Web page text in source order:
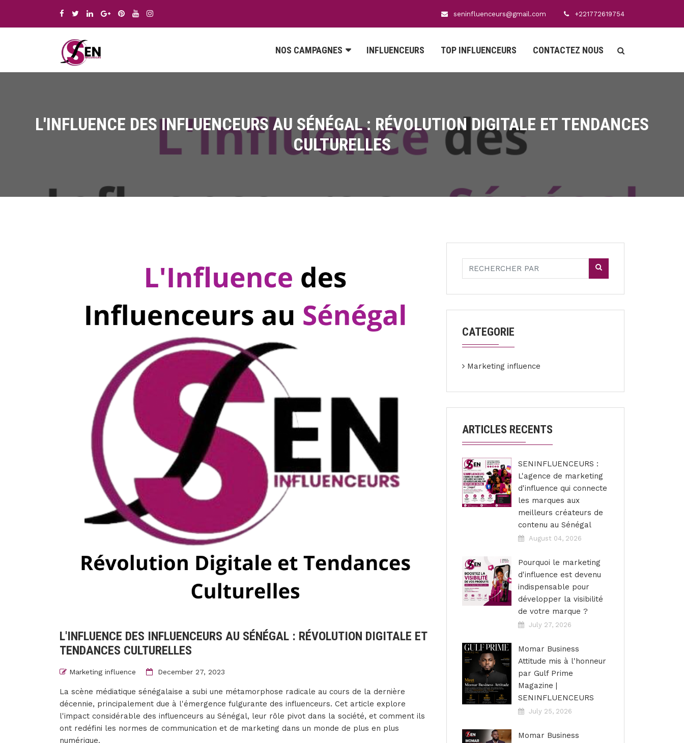
seninfluenceurs@gmail.com +221772619754
NOS CAMPAGNES INFLUENCEURS TOP INFLUENCEURS CONTACTEZ NOUS
L'INFLUENCE DES INFLUENCEURS AU SÉNÉGAL : RÉVOLUTION DIGITALE ET TENDANCES
CULTURELLES
L'INFLUENCE DES INFLUENCEURS AU SÉNÉGAL : RÉVOLUTION DIGITALE ET
TENDANCES CULTURELLES
Marketing influence December 27, 2023
La scène médiatique sénégalaise a subi une métamorphose radicale au cours de la dernière
décennie, principalement due à l'émergence fulgurante des influenceurs. Cet article explore
l'impact considérable des influenceurs au Sénégal, leur rôle pivot dans la société, et comment ils
ont redéfini les normes de communication et de marketing dans un monde de plus en plus
numérique.
CATEGORIE
Marketing influence
ARTICLES RECENTS
SENINFLUENCEURS :
L'agence de marketing
d'influence qui connecte
les marques aux
meilleurs créateurs de
contenu au Sénégal
August 04, 2026
Pourquoi le marketing
d'influence est devenu
indispensable pour
développer la visibilité
de votre marque ?
July 27, 2026
Momar Business
Attitude mis à l'honneur
par Gulf Prime
Magazine |
SENINFLUENCEURS
July 25, 2026
Momar Business